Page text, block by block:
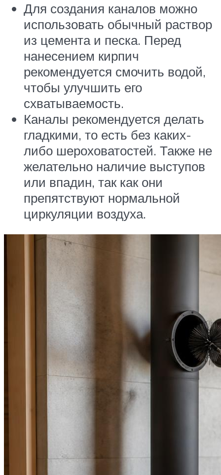
Для создания каналов можно
использовать обычный раствор
из цемента и песка. Перед
нанесением кирпич
рекомендуется смочить водой,
чтобы улучшить его
схватываемость.
Каналы рекомендуется делать
гладкими, то есть без каких-
либо шероховатостей. Также не
желательно наличие выступов
или впадин, так как они
препятствуют нормальной
циркуляции воздуха.